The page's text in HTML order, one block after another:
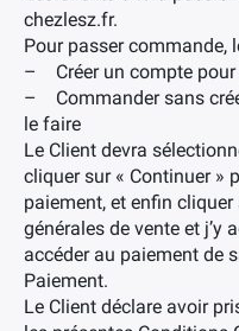
chezlesz.fr.
Pour passer commande,
– Créer un compte pour
– Commander sans
le faire
Le Client devra
cliquer sur « Continuer »
paiement, et enfin
générales de vente et j’y
accéder au paiement de
Paiement.
Le Client déclare avoir